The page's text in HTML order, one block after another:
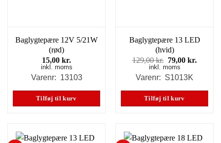
Baglygtepære 12V 5/21W
(rød)
15,00 kr.
inkl. moms
Varenr: 13103
Tilføj til kurv
Baglygtepære 13 LED
(hvid)
129,00kr. Den
oprindelige
pris
129,00 kr..
79,00kr.Den
79,00
inkl. moms
Varenr: S1013K
Tilføj til kurv